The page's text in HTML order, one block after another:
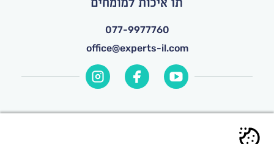
077-9977760
office@experts-il.com